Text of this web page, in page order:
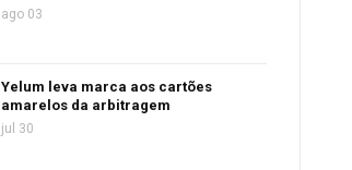
ago 03
Yelum leva marca aos cartões
amarelos da arbitragem
jul 30